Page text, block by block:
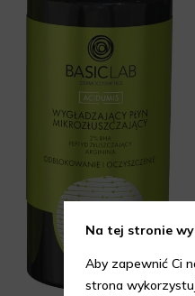
Na tej stronie
Aby zapewnić Ci
strona